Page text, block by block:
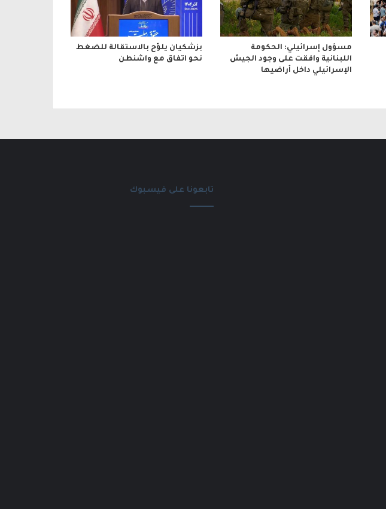
مسؤول إسرائيلي: الحكومة
اللبنانية وافقت على وجود الجيش
الإسرائيلي داخل أراضيها
بزشكيان يلوّح بالاستقالة للضغط
نحو اتفاق مع واشنطن
تابعونا على فيسبوك